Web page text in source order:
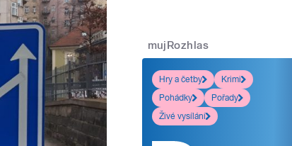
mujRozhlas
Hry a četby
Krimi
Pohádky
Pořady
Živé vysílání